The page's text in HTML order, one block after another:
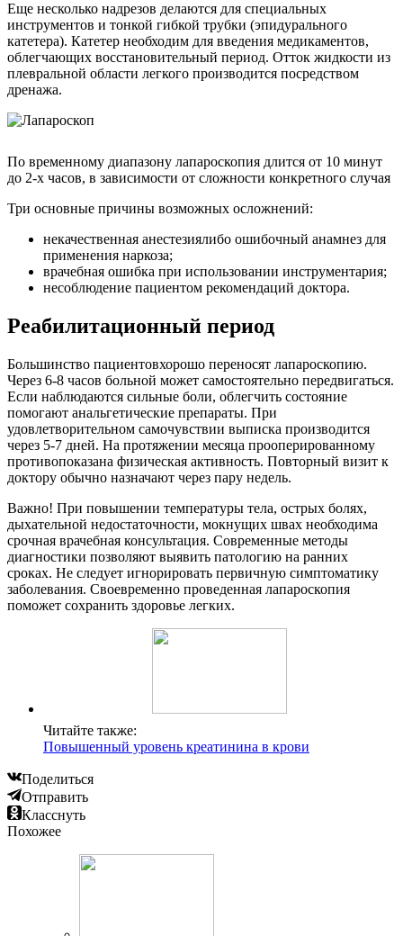
Еще несколько надрезов делаются для специальных
инструментов и тонкой гибкой трубки (эпидурального
катетера). Катетер необходим для введения медикаментов,
облегчающих восстановительный период. Отток жидкости из
плевральной области легкого производится посредством
дренажа.
По временному диапазону лапароскопия длится от 10 минут
до 2-х часов, в зависимости от сложности конкретного случая
Три основные причины возможных осложнений:
некачественная анестезиялибо ошибочный анамнез для
применения наркоза;
врачебная ошибка при использовании инструментария;
несоблюдение пациентом рекомендаций доктора.
Реабилитационный период
Большинство пациентовхорошо переносят лапароскопию.
Через 6-8 часов больной может самостоятельно передвигаться.
Если наблюдаются сильные боли, облегчить состояние
помогают анальгетические препараты. При
удовлетворительном самочувствии выписка производится
через 5-7 дней. На протяжении месяца прооперированному
противопоказана физическая активность. Повторный визит к
доктору обычно назначают через пару недель.
Важно! При повышении температуры тела, острых болях,
дыхательной недостаточности, мокнущих швах необходима
срочная врачебная консультация. Современные методы
диагностики позволяют выявить патологию на ранних
сроках. Не следует игнорировать первичную симптоматику
заболевания. Своевременно проведенная лапароскопия
поможет сохранить здоровье легких.
Читайте также:
Повышенный уровень креатинина в крови
Поделиться
Отправить
Класснуть
Похожее